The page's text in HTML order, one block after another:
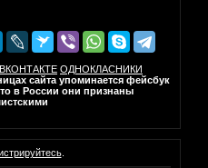
ВКОНТАКТЕ ОДНОКЛАСНИКИ
сайта упоминается фейсбук
в России они признаны
.